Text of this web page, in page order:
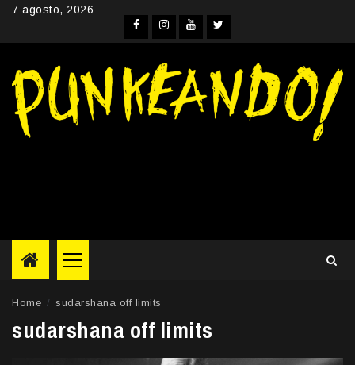
Skip7 agosto, 2026
Facebook
Instagram
YouTube
Twitter
Primary
Menu
Home sudarshana off limits
sudarshana off limits